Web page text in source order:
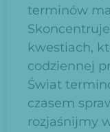
terminów
kwestiach,
codziennej
Świat
czasem
rozjaśnijmy